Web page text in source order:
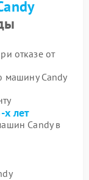
отказе от
машину Candy
х лет
Candy в